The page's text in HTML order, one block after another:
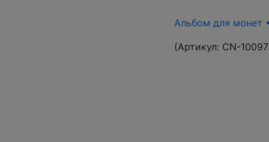
Альбом для монет
(Артикул: CN-